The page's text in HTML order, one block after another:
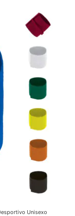
Unisexo